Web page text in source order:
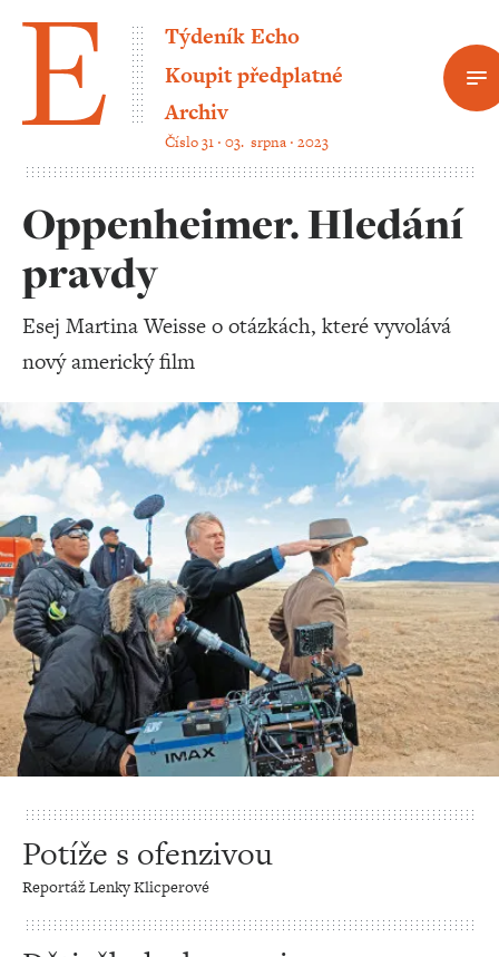
Týdeník Echo
Koupit předplatné
Archiv
Číslo 31 ‧ 03. srpna ‧ 2023
Oppenheimer. Hledání
pravdy
Esej Martina Weisse o otázkách, které vyvolává
nový americký film
Potíže s ofenzivou
Reportáž Lenky Klicperové